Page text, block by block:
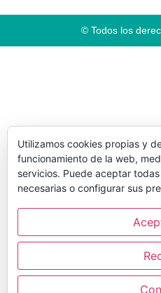
© Todos los
Utilizamos cookies propias y
funcionamiento de la web,
servicios. Puede aceptar
necesarias o configurar sus